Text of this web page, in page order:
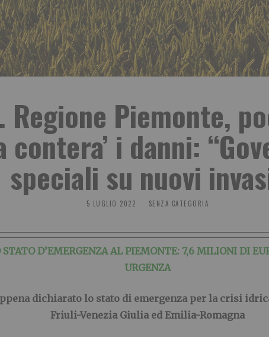
Regione Piemonte,
contera’ i danni:
speciali su nuovi
5 LUGLIO 2022 SENZA CATEGORIA
D’EMERGENZA AL PIEMONTE: 7,6 MILIONI DI
URGENZA
dichiarato lo stato di emergenza per la crisi
Friuli-Venezia Giulia ed Emilia-Romagna